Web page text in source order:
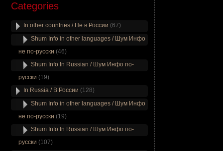
Categories
In other countries / Не в России (67)
Shum Info in other languages / Шум Инфо
не по-русски (46)
Shum Info In Russian / Шум Инфо по-
русски (19)
In Russia / В России (128)
Shum Info in other languages / Шум Инфо
не по-русски (19)
Shum Info In Russian / Шум Инфо по-
русски (107)